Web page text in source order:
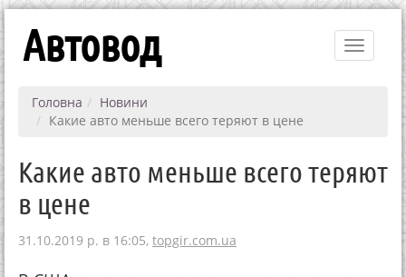
Toggle
Автовод
Головна
Новини
Какие авто меньше всего теряют в цене
Какие авто меньше всего теряют
в цене
31.10.2019 р. в 16:05, topgir.com.ua